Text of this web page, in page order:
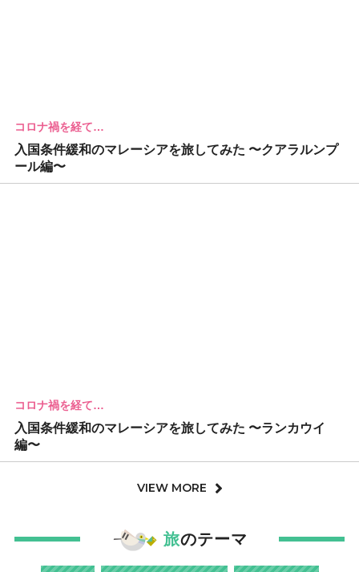
コロナ禍を経て…
入国条件緩和のマレーシアを旅してみた 〜クアラルンプ
ール編〜
コロナ禍を経て…
入国条件緩和のマレーシアを旅してみた 〜ランカウイ
編〜
VIEW MORE
旅のテーマ